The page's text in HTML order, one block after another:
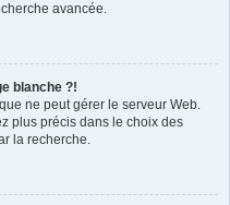
avancée.
blanche ?!
ne peut gérer le serveur Web.
plus précis dans le choix des
la recherche.